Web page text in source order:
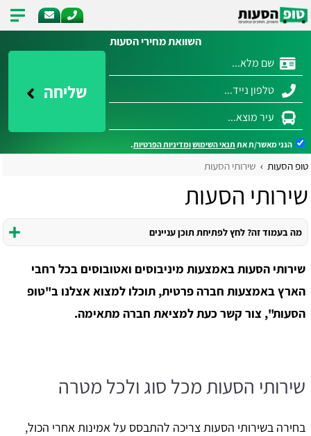
השוואת מחירי הסעות
שליחה
הנני מאשר/ת את תנאי השימושומדיניות הפרטיות.
טופ הסעות שירותי הסעות
שירותי הסעות
מה בעמוד זה? לחץ לפתיחת תוכן עניינים
שירותי הסעות באמצעות מיניבוסים ואטובוסים בכל רחבי
הארץ באמצעות חברה פרטית, תוכלו למצוא אצלנו ב"טופ
הסעות", צור קשר כעת למציאת חברה מתאימה.
שירותי הסעות מכל סוג ולכל מטרה
בחירה בשירותי הסעות צריכה להתבסס על אמינות אחרי הכול,